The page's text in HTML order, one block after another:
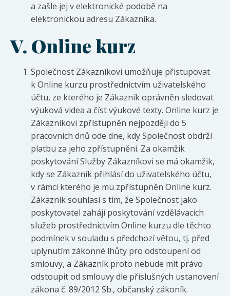
a zašle jej v elektronické podobě na
elektronickou adresu Zákazníka.
V. Online kurz
Společnost Zákazníkovi umožňuje přistupovat
k Online kurzu prostřednictvím uživatelského
účtu, ze kterého je Zákazník oprávněn sledovat
výuková videa a číst výukové texty. Online kurz je
Zákazníkovi zpřístupněn nejpozději do 5
pracovních dnů ode dne, kdy Společnost obdrží
platbu za jeho zpřístupnění. Za okamžik
poskytování Služby Zákazníkovi se má okamžik,
kdy se Zákazník přihlásí do uživatelského účtu,
v rámci kterého je mu zpřístupněn Online kurz.
Zákazník souhlasí s tím, že Společnost jako
poskytovatel zahájí poskytování vzdělávacích
služeb prostřednictvím Online kurzu dle těchto
podmínek v souladu s předchozí větou, tj. před
uplynutím zákonné lhůty pro odstoupení od
smlouvy, a Zákazník proto nebude mít právo
odstoupit od smlouvy dle příslušných ustanovení
zákona č. 89/2012 Sb., občanský zákoník.